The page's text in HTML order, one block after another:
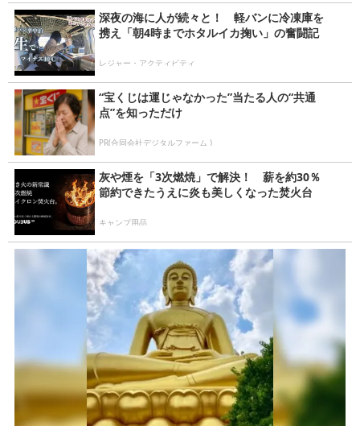
深夜の海に人が続々と！ 軽バンに冷凍庫を
携え「朝4時までホタルイカ掬い」の奮闘記
レジャー・アクティビティ
“宝くじは運じゃなかった”当たる人の“共通
点”を知っただけ
PR(合同会社デジタルファーム )
灰や煙を「3次燃焼」で解決！ 薪を約30％
節約できたうえに炎も美しくなった焚火台
キャンプ用品